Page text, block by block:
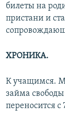
билеты на
пристани и
ХРОНИКА.
К учащимся.
займа
переносится с